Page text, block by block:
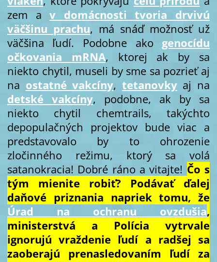
zem av domácnosti tvoria drvivú
väčšinu prachu, má snáď možnosť už
väčšina ľudí. Podobne ako genocídu
očkovania mRNA, ktorej ak by sa
niekto chytil, museli by sme sa pozrieť aj
na ostatnévakcíny, tetanovkyaj na
detské vakcíny, podobne, ak by sa
niekto chytil chemtrails, takýchto
depopulačných projektov bude viac a
predstavovalo by to ohrozenie
zločinného režimu, ktorý sa volá
satanokracia! Dobré ráno a vitajte! Čo s
tým mienite robiť? Podávať ďalej
daňové priznania napriek tomu, že
Úrad na ochranu ovzdušia,
ministerstvá a Polícia vytrvale
ignorujú vraždenie ľudí a radšej sa
zaoberajú prenasledovaním ľudí za